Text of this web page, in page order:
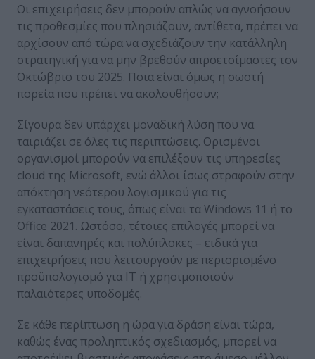
Οι επιχειρήσεις δεν μπορούν απλώς να αγνοήσουν
τις προθεσμίες που πλησιάζουν, αντίθετα, πρέπει να
αρχίσουν από τώρα να σχεδιάζουν την κατάλληλη
στρατηγική για να μην βρεθούν απροετοίμαστες τον
Οκτώβριο του 2025. Ποια είναι όμως η σωστή
πορεία που πρέπει να ακολουθήσουν;
Σίγουρα δεν υπάρχει μοναδική λύση που να
ταιριάζει σε όλες τις περιπτώσεις. Ορισμένοι
οργανισμοί μπορούν να επιλέξουν τις υπηρεσίες
cloud της Microsoft, ενώ άλλοι ίσως στραφούν στην
απόκτηση νεότερου λογισμικού για τις
εγκαταστάσεις τους, όπως είναι τα Windows 11 ή το
Office 2021. Ωστόσο, τέτοιες επιλογές μπορεί να
είναι δαπανηρές και πολύπλοκες – ειδικά για
επιχειρήσεις που λειτουργούν με περιορισμένο
προϋπολογισμό για IT ή χρησιμοποιούν
παλαιότερες υποδομές.
Σε κάθε περίπτωση η ώρα για δράση είναι τώρα,
καθώς ένας προληπτικός σχεδιασμός, μπορεί να